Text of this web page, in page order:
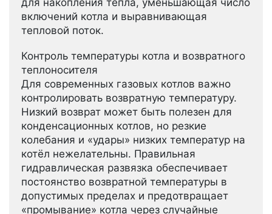
включений котла и выравнивающая
тепловой поток.
Контроль температуры котла и возвратного
теплоносителя
Для современных газовых котлов важно
контролировать возвратную температуру.
Низкий возврат может быть полезен для
конденсационных котлов, но резкие
колебания и «удары» низких температур на
котёл нежелательны. Правильная
гидравлическая развязка обеспечивает
постоянство возвратной температуры в
допустимых пределах и предотвращает
«промывание» котла через случайные